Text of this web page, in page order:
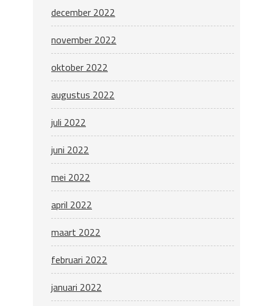
december 2022
november 2022
oktober 2022
augustus 2022
juli 2022
juni 2022
mei 2022
april 2022
maart 2022
februari 2022
januari 2022